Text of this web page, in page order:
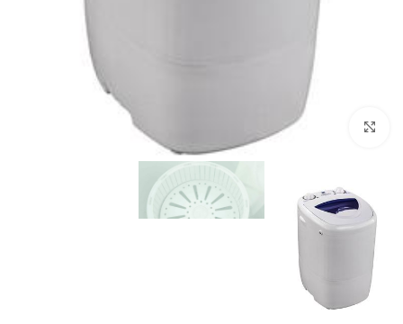
برای بزرگنمایی کلیک کنید